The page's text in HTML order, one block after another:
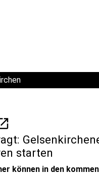
starten
können in den